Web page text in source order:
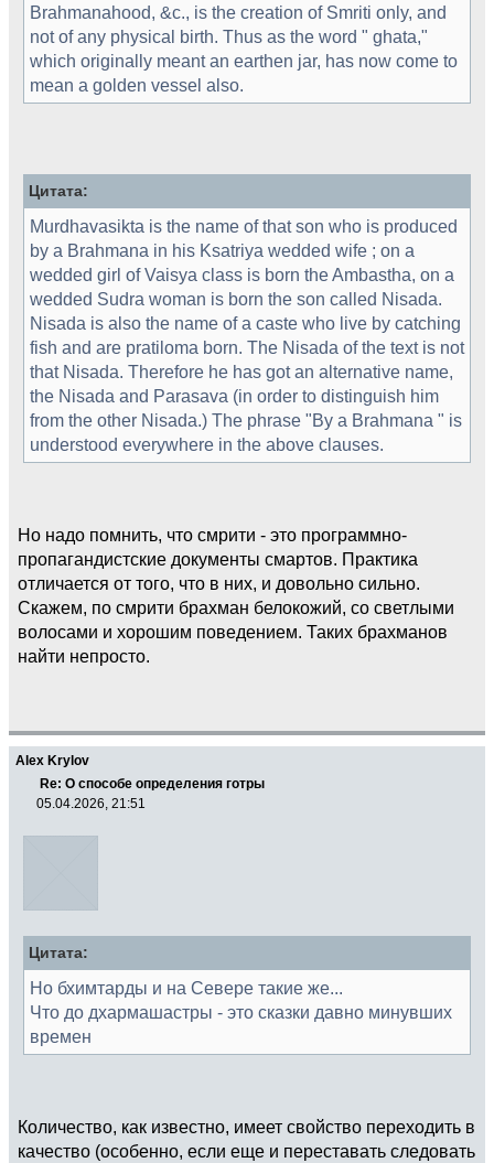
Brahmanahood, &c., is the creation of Smriti only, and
not of any physical birth. Thus as the word " ghata,"
which originally meant an earthen jar, has now come to
mean a golden vessel also.
Цитата:
Murdhavasikta is the name of that son who is produced
by a Brahmana in his Ksatriya wedded wife ; on a
wedded girl of Vaisya class is born the Ambastha, on a
wedded Sudra woman is born the son called Nisada.
Nisada is also the name of a caste who live by catching
fish and are pratiloma born. The Nisada of the text is not
that Nisada. Therefore he has got an alternative name,
the Nisada and Parasava (in order to distinguish him
from the other Nisada.) The phrase "By a Brahmana " is
understood everywhere in the above clauses.
Но надо помнить, что смрити - это программно-
пропагандистские документы смартов. Практика
отличается от того, что в них, и довольно сильно.
Скажем, по смрити брахман белокожий, со светлыми
волосами и хорошим поведением. Таких брахманов
найти непросто.
Alex Krylov
Re: О способе определения готры
05.04.2026, 21:51
Цитата:
Но бхимтарды и на Севере такие же...
Что до дхармашастры - это сказки давно минувших
времен
Количество, как известно, имеет свойство переходить в
качество (особенно, если еще и переставать следовать